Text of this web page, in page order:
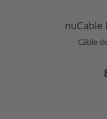
nuCable
Câble